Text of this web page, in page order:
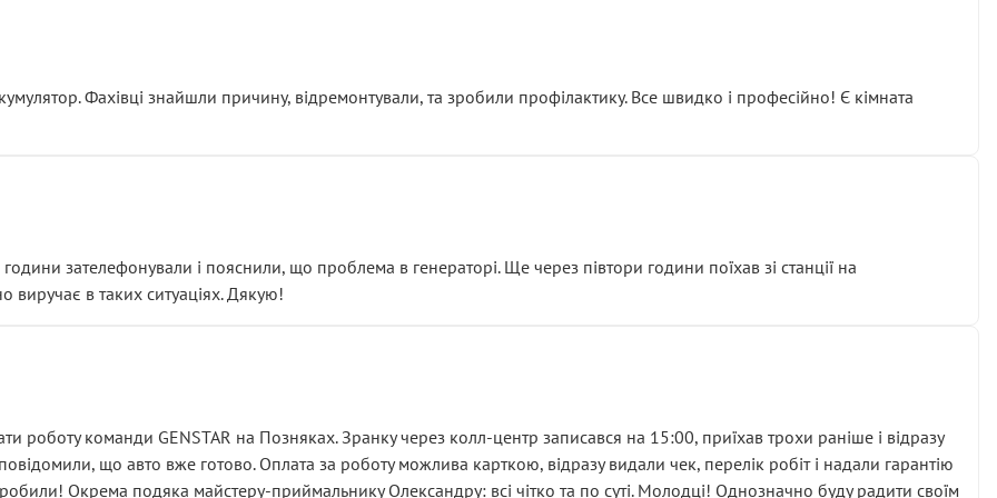
із головним гальмівним циліндром у зборі.
і тоді сервіс наче справив хороше враження. Але згодом знайшов декілька гайок під лобовим склом. Мені
хвилюватися. ( надіюсь новий власник, не застяг в полі))
підірвав.
а “аби швидше і дорожче”. Саме це і псує загальне враження та бажання повертатися.
Фахівці знайшли причину, відремонтували, та зробили профілактику. Все швидко і професійно! Є кімната
зателефонували і пояснили, що проблема в генераторі. Ще через півтори години поїхав зі станції на
виручає в таких ситуаціях. Дякую!
роботу команди GENSTAR на Позняках. Зранку через колл-центр записався на 15:00, приїхав трохи раніше і відразу
що авто вже готово. Оплата за роботу можлива карткою, відразу видали чек, перелік робіт і надали гарантію
Окрема подяка майстеру-приймальнику Олександру: всі чітко та по суті. Молодці! Однозначно буду радити своїм